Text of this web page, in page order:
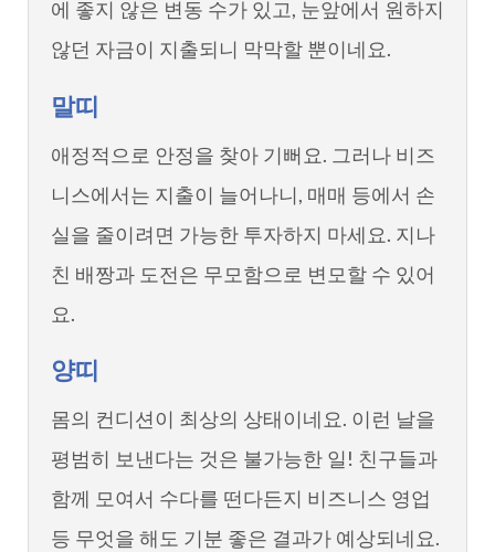
에 좋지 않은 변동 수가 있고, 눈앞에서 원하지
않던 자금이 지출되니 막막할 뿐이네요.
말띠
애정적으로 안정을 찾아 기뻐요. 그러나 비즈
니스에서는 지출이 늘어나니, 매매 등에서 손
실을 줄이려면 가능한 투자하지 마세요. 지나
친 배짱과 도전은 무모함으로 변모할 수 있어
요.
양띠
몸의 컨디션이 최상의 상태이네요. 이런 날을
평범히 보낸다는 것은 불가능한 일! 친구들과
함께 모여서 수다를 떤다든지 비즈니스 영업
등 무엇을 해도 기분 좋은 결과가 예상되네요.